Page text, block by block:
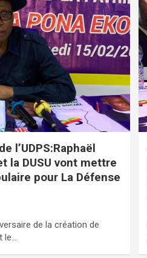
l’UDPS:Raphaël
la DUSU vont mettre
pour La Défense
de la création de
le…